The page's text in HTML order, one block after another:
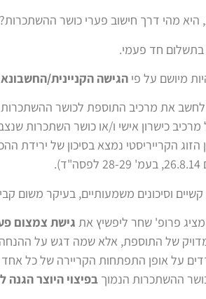
מהי דרך חישוב פערי כושר ההשתכרות?
חד פעמי.
מיושם על פי הגישה הקניינית/
לחשב את מרכיב התוספת לכושר
כישרון אישי ו/או כושר השתכרות
הקרייריסטי נמצא בסיכון של ירידת
קשיים וסיכונים משמעותיים, בעיקר משום
פרופ' שחר ליפשיץ את גישת צמצום
של התוספת, אלא שמה דגש על
על אופן התפתחות הקריירה של כל
ההשתכרות הנמוך בפיצוי היוצר